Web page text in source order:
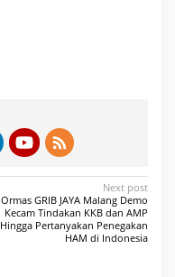
Next post
Ormas GRIB JAYA Malang Demo
Kecam Tindakan KKB dan AMP
Hingga Pertanyakan Penegakan
HAM di Indonesia